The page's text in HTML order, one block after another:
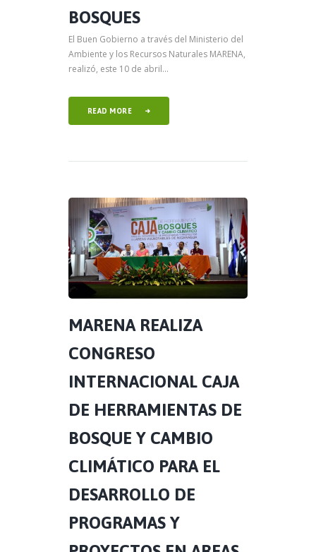
BOSQUES
El Buen Gobierno a través del Ministerio del
Ambiente y los Recursos Naturales MARENA,
realizó, este 10 de abril...
READ MORE
MARENA REALIZA
CONGRESO
INTERNACIONAL CAJA
DE HERRAMIENTAS DE
BOSQUE Y CAMBIO
CLIMÁTICO PARA EL
DESARROLLO DE
PROGRAMAS Y